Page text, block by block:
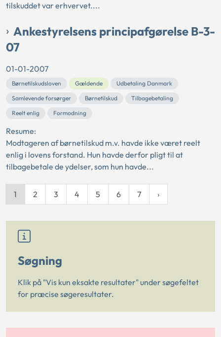
tilskuddet var erhvervet....
Ankestyrelsens principafgørelse B-3-
07
01-01-2007
Børnetilskudsloven Gældende
Udbetaling Danmark
Samlevende forsørger
Børnetilskud
Tilbagebetaling
Reelt enlig
Formodning
Resume:
Modtageren af børnetilskud m.v. havde ikke været reelt
enlig i lovens forstand. Hun havde derfor pligt til at
tilbagebetale de ydelser, som hun havde...
1 2 3 4 5 6 7
Søgning
Klik på "Vis kun eksakte resultater" under søgefeltet
for præcise søgeresultater.